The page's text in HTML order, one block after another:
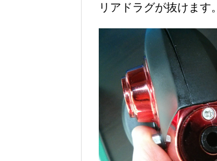
リアドラグが抜けます。